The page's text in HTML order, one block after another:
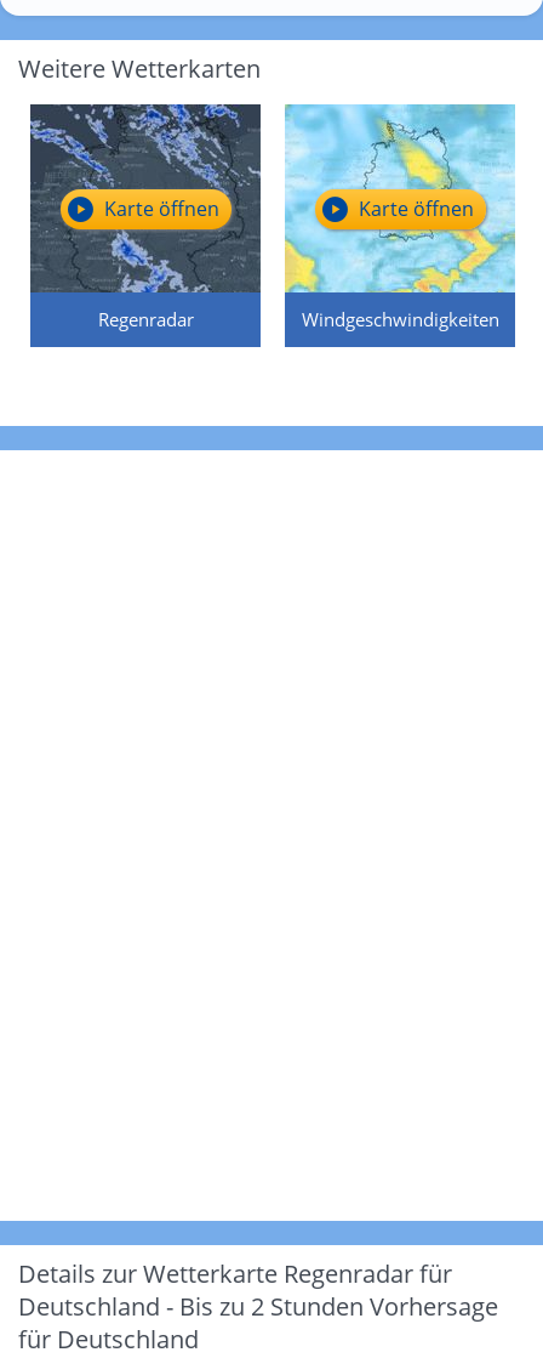
Weitere Wetterkarten
Regenradar
Karte öffnen
Windgeschwindigkeiten
Karte öffnen
Details zur Wetterkarte Regenradar für
Deutschland - Bis zu 2 Stunden Vorhersage
für Deutschland